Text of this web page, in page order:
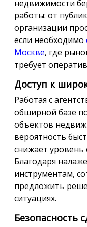
недвижимости
работы: от
организации
если необходимо
Москве, где
требует
Доступ к
Работая с
обширной базе
объектов
вероятность
снижает уровень
Благодаря
инструментам,
предложить
ситуациях.
Безопасность